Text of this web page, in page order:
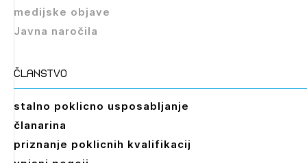
medijske objave
Javna naročila
članstvo
stalno poklicno usposabljanje
članarina
priznanje poklicnih kvalifikacij